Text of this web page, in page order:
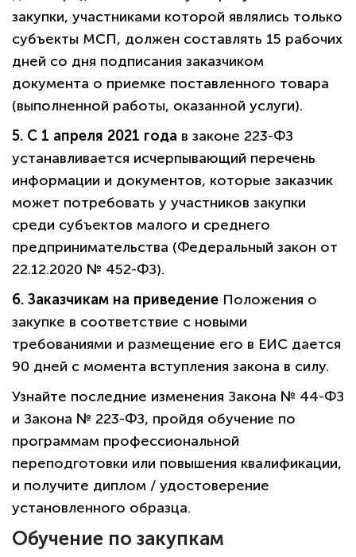
политикой
закупки, участниками которой являлись только
субъекты МСП, должен составлять 15 рабочих
дней со дня подписания заказчиком
документа о приемке поставленного товара
(выполненной работы, оказанной услуги).
5. С 1 апреля 2021 года в законе 223-ФЗ
устанавливается исчерпывающий перечень
информации и документов, которые заказчик
может потребовать у участников закупки
среди субъектов малого и среднего
предпринимательства (Федеральный закон от
22.12.2020 № 452-ФЗ).
6. Заказчикам на приведение Положения о
закупке в соответствие с новыми
требованиями и размещение его в ЕИС дается
90 дней с момента вступления закона в силу.
Узнайте последние изменения Закона № 44-ФЗ
и Закона № 223-ФЗ, пройдя обучение по
программам профессиональной
переподготовки или повышения квалификации,
и получите диплом / удостоверение
установленного образца.
Обучение по закупкам